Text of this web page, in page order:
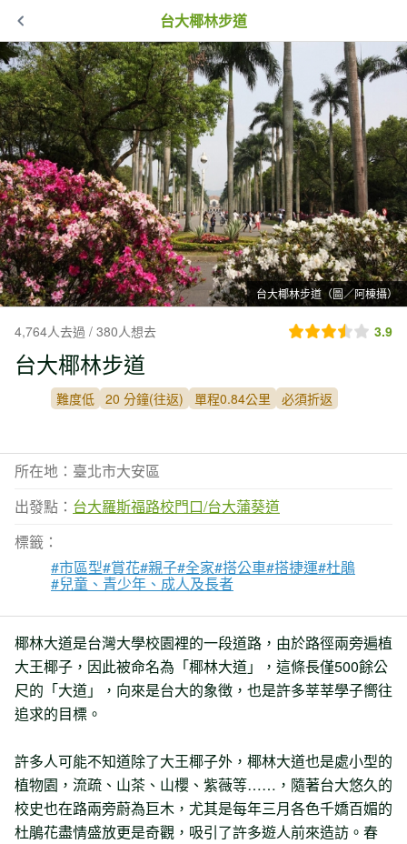
台大椰林步道
台大椰林步道（圖／阿棟攝）
4,764人去過 / 380人想去 3.9
台大椰林步道
難度低 20 分鐘(往返) 單程0.84公里 必須折返
所在地：臺北市大安區
出發點： 台大羅斯福路校門口/台大蒲葵道
標籤：
#市區型#賞花#親子#全家#搭公車#搭捷運#杜鵑
#兒童、青少年、成人及長者
椰林大道是台灣大學校園裡的一段道路，由於路徑兩旁遍植
大王椰子，因此被命名為「椰林大道」，這條長僅500餘公
尺的「大道」，向來是台大的象徴，也是許多莘莘學子嚮往
追求的目標。
許多人可能不知道除了大王椰子外，椰林大道也是處小型的
植物園，流疏、山茶、山櫻、紫薇等……，隨著台大悠久的
校史也在路兩旁蔚為巨木，尤其是每年三月各色千嬌百媚的
杜鵑花盡情盛放更是奇觀，吸引了許多遊人前來造訪。春